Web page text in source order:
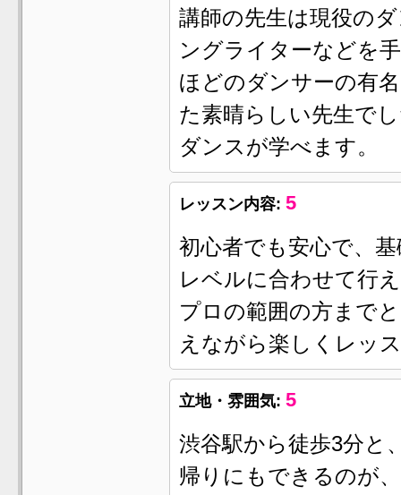
講師の先生は現役の
ングライターなどを
ほどのダンサーの有
た素晴らしい先生で
ダンスが学べます。
レッスン内容: 5
初心者でも安心で、
レベルに合わせて行
プロの範囲の方まで
えながら楽しくレッ
立地・雰囲気: 5
渋谷駅から徒歩3分と
帰りにもできるのが